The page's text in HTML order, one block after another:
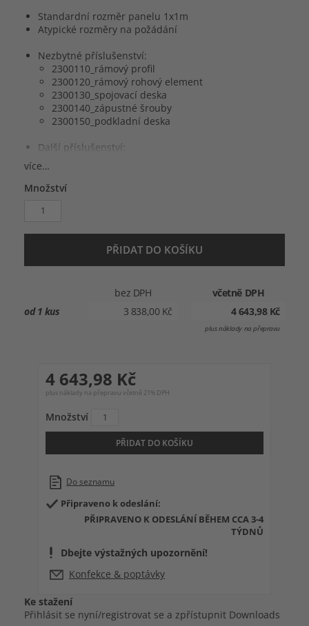
Standardní rozměr panelu 1x1m
Atypické rozměry na požádání
Nezbytné příslušenství:
2300110_rámový profil
2300120_rámový rohový element
2300130_spojovací deska
2300140_zápustné šrouby
2300150_podkladní deska
Další příslušenství:
více…
Množství
PŘIDAT DO KOŠÍKU
bez DPH
včetně DPH
od 1 kus
3 838,00 Kč 4 643,98 Kč
plus náklady na přepravu
4 643,98 Kč
plus náklady na přepravu včetně 21% DPH
Množství
PŘIDAT DO KOŠÍKU
Do seznamu
Připraveno k odeslání:
PŘIPRAVENO K ODESLÁNÍ BĚHEM CCA 3-4
TÝDNŮ
Dbejte výstažných upozornění!
Konfekce & poptávky
Ke stažení
Přihlásit se nyní/registrovat se a zpřístupnit Downloads